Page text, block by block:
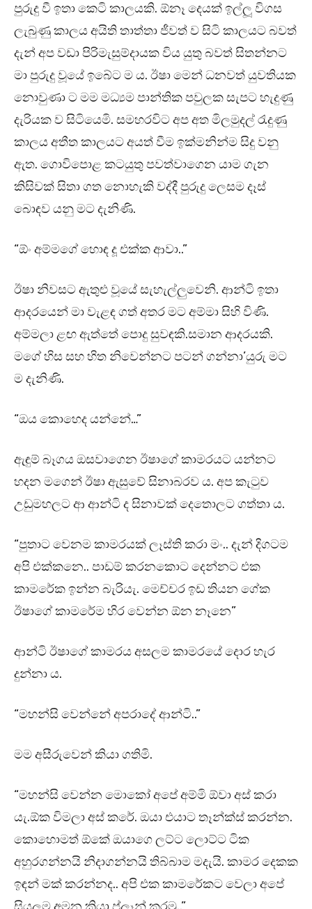
පුරුදු වී ඉතා කෙටි කාලයකි. ඕනෑ දෙයක් ඉල්ලූ විගස
ලැබුණු කාලය අයිති තාත්තා ජීවත් ව සිටි කාලයට බවත්
දැන් අප වඩා පිරිමැසුම්දායක විය යුතු බවත් සිතන්නට
මා පුරුදු වූයේ ඉබේට ම ය. ඊෂා මෙන් ධනවත් යුවතියක
නොවුණා ට මම මධ්‍යම පාන්තික පවුලක සැපට හැදුණු
දැරියක ව සිටියෙමි. සමහරවිට අප අත මිලමුදල් රැදුණු
කාලය අතීත කාලයට අයත් වීම ඉක්මනින්ම සිදු වනු
ඇත. ගොවිපොළ කටයුතු පවත්වාගෙන යාම ගැන
කිසිවක් සිතා ගත නොහැකි වද්දී පුරුදු ලෙසම දෑස්
බොඳව යනු මට දැනිණි.
“ඕං අම්මගේ හොඳ දූ එක්ක ආවා..”
ඊෂා නිවසට ඇතුළු වූයේ සැහැල්ලුවෙනි. ආන්ටි ඉතා
ආදරයෙන් මා වැළඳ ගත් අතර මට අම්මා සිහි විණි.
අම්මලා ළඟ ඇත්තේ පොදු සුවඳකි.සමාන ආදරයකි.
මගේ හිස සහ හිත නිවෙන්නට පටන් ගන්නා’යුරු මට
ම දැනිණි.
“ඔය කොහෙද යන්නේ…”
ඇඳුම් බෑගය ඔසවාගෙන ඊෂාගේ කාමරයට යන්නට
හදන මගෙන් ඊෂා ඇසුවේ සිනාබරව ය. අප කැටුව
උඩුමහලට ආ ආන්ටි ද සිනාවක් දෙතොලට ගත්තා ය.
“පුතාට වෙනම කාමරයක් ලෑස්ති කරා මං.. දැන් දිගටම
අපි එක්කනෙ.. පාඩම් කරනකොට දෙන්නට එක
කාමරේක ඉන්න බැරියැ. මෙච්චර ඉඩ තියන ගේක
ඊෂාගේ කාමරේම හිර වෙන්න ඕන නෑනෙ”
ආන්ටි ඊෂාගේ කාමරය අසලම කාමරයේ දොර හැර
දුන්නා ය.
“මහන්සි වෙන්නේ අපරාදේ ආන්‍ටි..”
මම අසීරුවෙන් කියා ගතිමි.
“මහන්සි වෙන්න මොකෝ අපේ අම්මි ඕවා අස් කරා
යැ.ඕක විමලා අස් කරේ. ඔයා එයාට තෑන්ක්ස් කරන්න.
කොහොමත් ඕකේ ඔයාගෙ ලට්ට ලොට්ට ටික
අහුරගන්නයි නිදාගන්නයි තිබ්බාම මදැයි. කාමර දෙකක
ඉඳන් මක් කරන්නද.. අපි එක කාමරේකට වෙලා අපේ